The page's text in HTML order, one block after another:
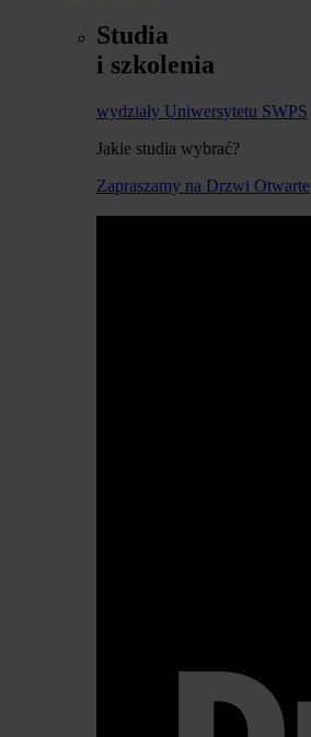
Studia
i szkolenia
wydziały Uniwersytetu SWPS
Jakie studia wybrać?
Zapraszamy na Drzwi Otwarte